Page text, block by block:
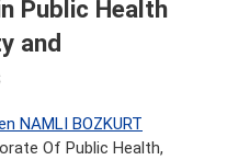
Public Health
and
NAMLI BOZKURT
Of Public Health,